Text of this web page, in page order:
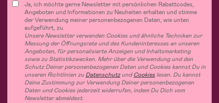
Ja, ich möchte gerne Newsletter mit persönlichen Rabattcodes,
Angeboten und Informationen zu Neuheiten erhalten und stimme
der Verwendung meiner personenbezogenen Daten, wie unten
aufgeführt, zu.
Unsere Newsletter verwenden Cookies und ähnliche Techniken zur
Messung der Öffnungsrate und des Kundeninteresses an unseren
Angeboten, für personalisierte Anzeigen und Inhaltsmarketing
sowie zu Statistikzwecken. Mehr über die Verwendung und den
Schutz Deiner personenbezogenen Daten und Cookies kannst Du in
unseren Richtlinien zu DatenschutzundCookies lesen. Du kannst
Deine Zustimmung zur Verwendung Deiner personenbezogenen
Daten und Cookies jederzeit widerrufen, indem Du Dich vom
Newsletter abmeldest.